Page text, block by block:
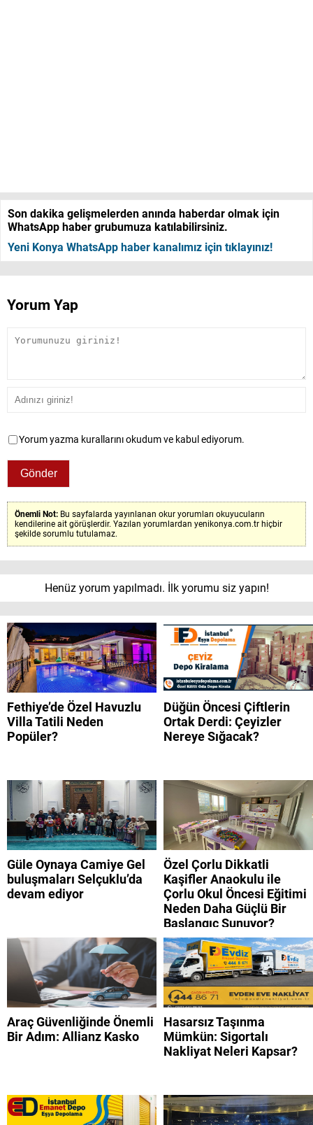
Son dakika gelişmelerden anında haberdar olmak için
WhatsApp haber grubumuza katılabilirsiniz.
Yeni Konya WhatsApp haber kanalımız için tıklayınız!
Yorum Yap
Yorum yazma kurallarını okudum ve kabul ediyorum.
Önemli Not: Bu sayfalarda yayınlanan okur yorumları okuyucuların
kendilerine ait görüşlerdir. Yazılan yorumlardan yenikonya.com.tr hiçbir
şekilde sorumlu tutulamaz.
Henüz yorum yapılmadı. İlk yorumu siz yapın!
Fethiye’de Özel Havuzlu
Villa Tatili Neden
Popüler?
Düğün Öncesi Çiftlerin
Ortak Derdi: Çeyizler
Nereye Sığacak?
Güle Oynaya Camiye Gel
buluşmaları Selçuklu’da
devam ediyor
Özel Çorlu Dikkatli
Kaşifler Anaokulu ile
Çorlu Okul Öncesi Eğitimi
Neden Daha Güçlü Bir
Başlangıç Sunuyor?
Araç Güvenliğinde Önemli
Bir Adım: Allianz Kasko
Hasarsız Taşınma
Mümkün: Sigortalı
Nakliyat Neleri Kapsar?